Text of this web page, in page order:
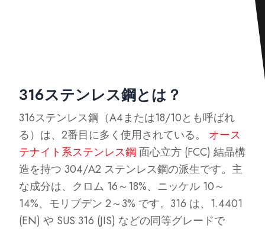
316ステンレス鋼とは？
316ステンレス鋼（A4または18/10とも呼ばれ
る）は、2番目に多く使用されている。 オース
テナイト系ステンレス鋼 面心立方 (FCC) 結晶構
造を持つ 304/A2 ステンレス鋼の派生です。主
な成分は、クロム 16～18%、ニッケル 10～
14%、モリブデン 2～3% です。316 は、1.4401
(EN) や SUS 316 (JIS) などの同等グレードで